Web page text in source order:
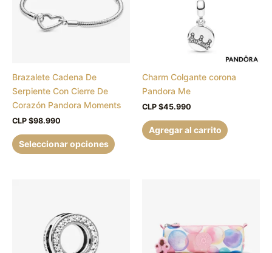
Brazalete Cadena De
Serpiente Con Cierre De
Corazón Pandora Moments
CLP $98.990
Seleccionar opciones
variantes.
Las
la
producto
Charm Colgante corona
Pandora Me
CLP $45.990
Agregar al carrito